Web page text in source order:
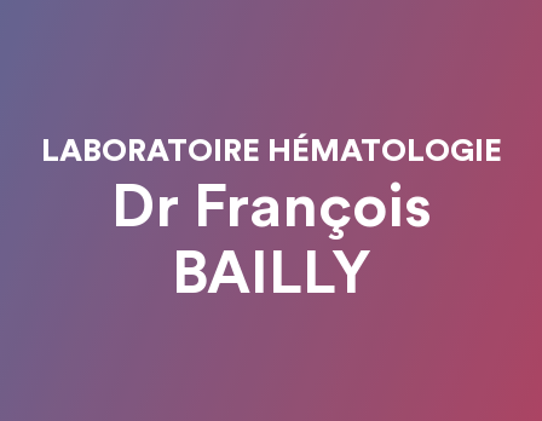
LABORATOIRE HÉMATOLOGIE
Dr François
BAILLY